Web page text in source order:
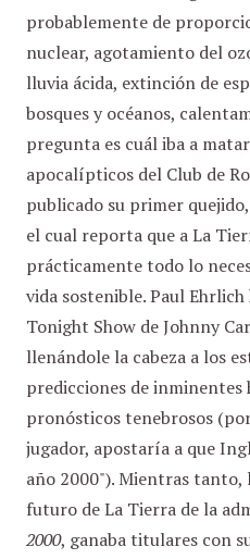
probablemente de
nuclear, agotamiento del
lluvia ácida, extinción de
bosques y océanos,
pregunta es cuál iba a
apocalípticos del Club de
publicado su primer
el cual reporta que a La
prácticamente todo lo
vida sostenible. Paul
Tonight Show de Johnny
llenándole la cabeza a los
predicciones de inminentes
pronósticos tenebrosos
jugador, apostaría a que
año 2000"). Mientras tanto,
futuro de La Tierra de la
2000, ganaba titulares con